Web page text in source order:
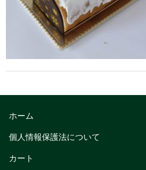
ショートケーキ18cm(10名様用)
トリフルガナッシュ
生チョコケーキ
ホーム
個人情報保護法について
カート